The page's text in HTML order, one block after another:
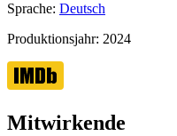
Sprache: Deutsch
Produktionsjahr: 2024
Mitwirkende